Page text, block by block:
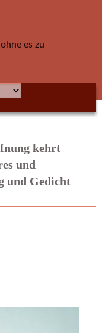
es zu
kehrt
und
und Gedicht